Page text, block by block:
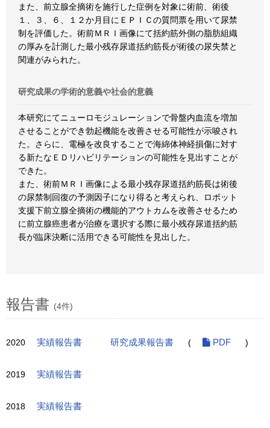
また、前立腺全摘術を施行した症例を対象に術前、術後
１、３、６、１２か月目にＥＰＩＣの質問票を用いて尿禁
制を評価した。術前ＭＲＩ画像にて括約筋外側の脂肪組織
の厚みを計測した最小残存尿道括約筋長が術後の尿失禁と
関連がみられた。
研究成果の学術的意義や社会的意義
本研究にてニューロモジュレーションで骨盤内血流を増加
させることができ勃起機能を改善させる可能性が示唆され
た。さらに、電極を改良することで海綿体神経損傷に対す
る新たなＥＤリハビリテーションの可能性を見出すことが
できた。
また、術前ＭＲＩ画像による最小残存尿道括約筋長は術後
の尿禁制回復の予測因子になり得ると考えられ、ロボット
支援下前立腺全摘術の機能的アウトカムを改善させるため
に前立腺癌患者が治療を選択する際に最小残存尿道括約筋
長が臨床決断に活用できる可能性を見出した。
報告書 (4件)
2020 実績報告書 研究成果報告書 ( PDF )
2019 実績報告書
2018 実績報告書